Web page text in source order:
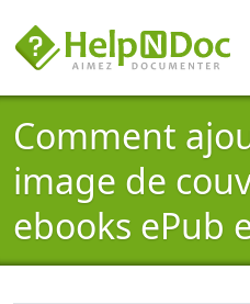
Comment
image de
ebooks ePub